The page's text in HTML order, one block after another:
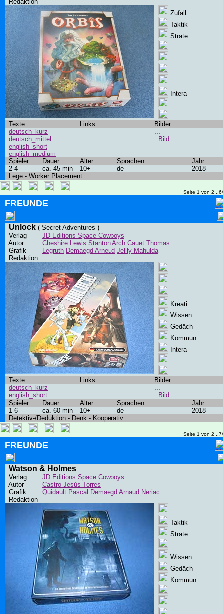
Redaktion
Zufall
Taktik
Strate
Intera
Texte Links
Bilder
deutsch_kurz
deutsch_mittel
english_short
english_medium
...
Bild
Spieler Dauer Alter Sprachen
Jahr
2-4
ca. 45 min 10+ de
2018
Lege - Worker Placement
Seite 1 von 2
FREUNDE
Unlock ( Secret Adventures )
Verlag
JD Editions Space Cowboys
Autor
Cheshire Lewis Stanton Arch Cauet Thomas
Grafik
Legruth Demaegd Arneud Jellly Mahulda
Redaktion
Kreati
Wissen
Gedäch
Kommun
Intera
Texte Links
Bilder
deutsch_kurz
english_short
...
Bild
Spieler
Dauer Alter Sprachen
Jahr
1-6
ca. 60 min 10+ de
2018
Detektiv-/Deduktion - Denk - Kooperativ
Seite 1 von 2
FREUNDE
Watson & Holmes
Verlag
JD Editions Space Cowboys
Autor
Castro Jesús Torres
Grafik
Quidault Pascal Demaegd Arnaud Neriac
Redaktion
Taktik
Strate
Wissen
Gedäch
Kommun